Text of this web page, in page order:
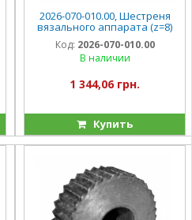
2026-070-010.00, Шестреня
вязального аппарата (z=8)
Sipma Z-224
Код: 2026-070-010.00
В наличии
1 344,06 грн.
Купить